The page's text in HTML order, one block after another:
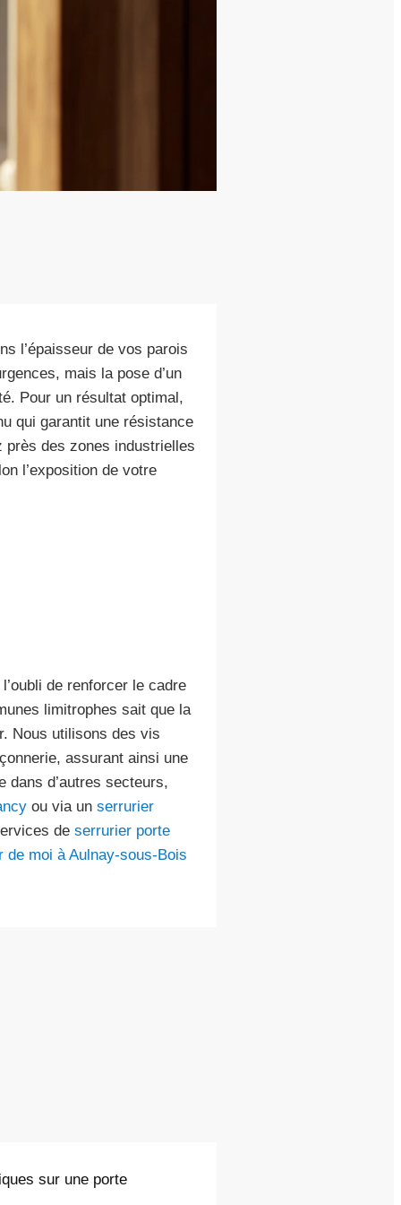
l’épaisseur de vos parois
mais la pose d’un
Pour un résultat optimal,
qui garantit une résistance
près des zones industrielles
l’exposition de votre
de renforcer le cadre
limitrophes sait que la
Nous utilisons des vis
assurant ainsi une
dans d’autres secteurs,
ou via un serrurier
de serrurier porte
de moi à Aulnay-sous-Bois
sur une porte